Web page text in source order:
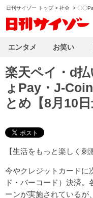
日刊サイゾー トップ> 社会 > 〇〇
楽天ペイ・d
ょPay・J-
とめ【8月10日
【生活をもっと楽しく刺
今やクレジットカードに
ド・バーコード）決済
ーンが実施されているが
エンタメ お笑い